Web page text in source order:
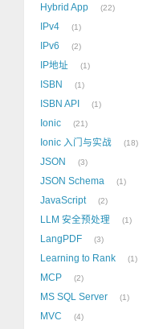
Hybrid App 22
IPv4 1
IPv6 2
IP地址 1
ISBN 1
ISBN API 1
Ionic 21
Ionic 入门与实战 18
JSON 3
JSON Schema 1
JavaScript 2
LLM 安全预处理 1
LangPDF 3
Learning to Rank 1
MCP 2
MS SQL Server 1
MVC 4